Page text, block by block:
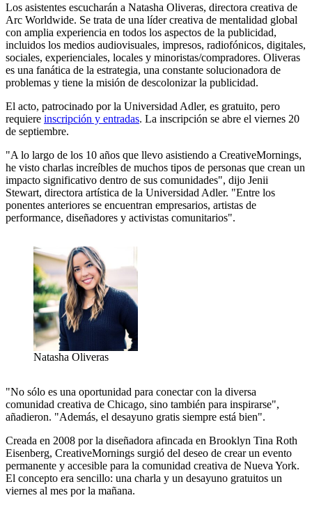
Los asistentes escucharán a Natasha Oliveras, directora creativa de
Arc Worldwide. Se trata de una líder creativa de mentalidad global
con amplia experiencia en todos los aspectos de la publicidad,
incluidos los medios audiovisuales, impresos, radiofónicos, digitales,
sociales, experienciales, locales y minoristas/compradores. Oliveras
es una fanática de la estrategia, una constante solucionadora de
problemas y tiene la misión de descolonizar la publicidad.
El acto, patrocinado por la Universidad Adler, es gratuito, pero
requiere inscripción y entradas. La inscripción se abre el viernes 20
de septiembre.
"A lo largo de los 10 años que llevo asistiendo a CreativeMornings,
he visto charlas increíbles de muchos tipos de personas que crean un
impacto significativo dentro de sus comunidades", dijo Jenii
Stewart, directora artística de la Universidad Adler. "Entre los
ponentes anteriores se encuentran empresarios, artistas de
performance, diseñadores y activistas comunitarios".
Natasha Oliveras
"No sólo es una oportunidad para conectar con la diversa
comunidad creativa de Chicago, sino también para inspirarse",
añadieron. "Además, el desayuno gratis siempre está bien".
Creada en 2008 por la diseñadora afincada en Brooklyn Tina Roth
Eisenberg, CreativeMornings surgió del deseo de crear un evento
permanente y accesible para la comunidad creativa de Nueva York.
El concepto era sencillo: una charla y un desayuno gratuitos un
viernes al mes por la mañana.